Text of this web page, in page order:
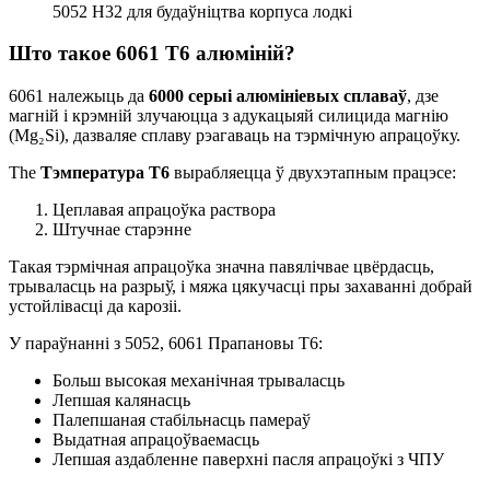
5052 H32 для будаўніцтва корпуса лодкі
Што такое 6061 Т6 алюміній?
6061 належыць да 6000 серыі алюмініевых сплаваў, дзе
магній і крэмній злучаюцца з адукацыяй силицида магнію
(Mg₂Si), дазваляе сплаву рэагаваць на тэрмічную апрацоўку.
The Тэмпература Т6 вырабляецца ў двухэтапным працэсе:
Цеплавая апрацоўка раствора
Штучнае старэнне
Такая тэрмічная апрацоўка значна павялічвае цвёрдасць,
трываласць на разрыў, і мяжа цякучасці пры захаванні добрай
устойлівасці да карозіі.
У параўнанні з 5052, 6061 Прапановы T6:
Больш высокая механічная трываласць
Лепшая калянасць
Палепшаная стабільнасць памераў
Выдатная апрацоўваемасць
Лепшая аздабленне паверхні пасля апрацоўкі з ЧПУ